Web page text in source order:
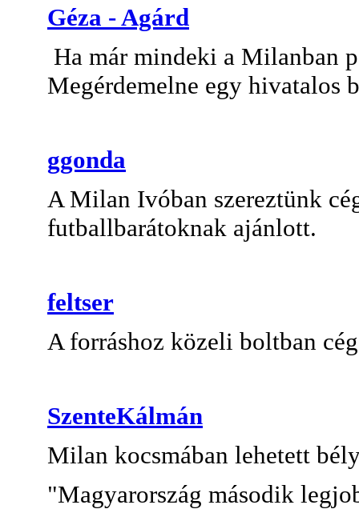
Géza - Agárd
Ha már mindeki a Milanban
Megérdemelne egy hivatalos
ggonda
A Milan Ivóban szereztünk
futballbarátoknak ajánlott.
feltser
A forráshoz közeli boltban
SzenteKálmán
Milan kocsmában lehetett
"Magyarország második